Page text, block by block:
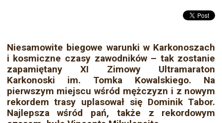
Niesamowite biegowe warunki w Karkonoszach
i kosmiczne czasy zawodników – tak zostanie
zapamiętany XI Zimowy Ultramaraton
Karkonoski im. Tomka Kowalskiego. Na
pierwszym miejscu wśród mężczyzn i z nowym
rekordem trasy uplasował się Dominik Tabor.
Najlepsza wśród pań, także z rekordowym